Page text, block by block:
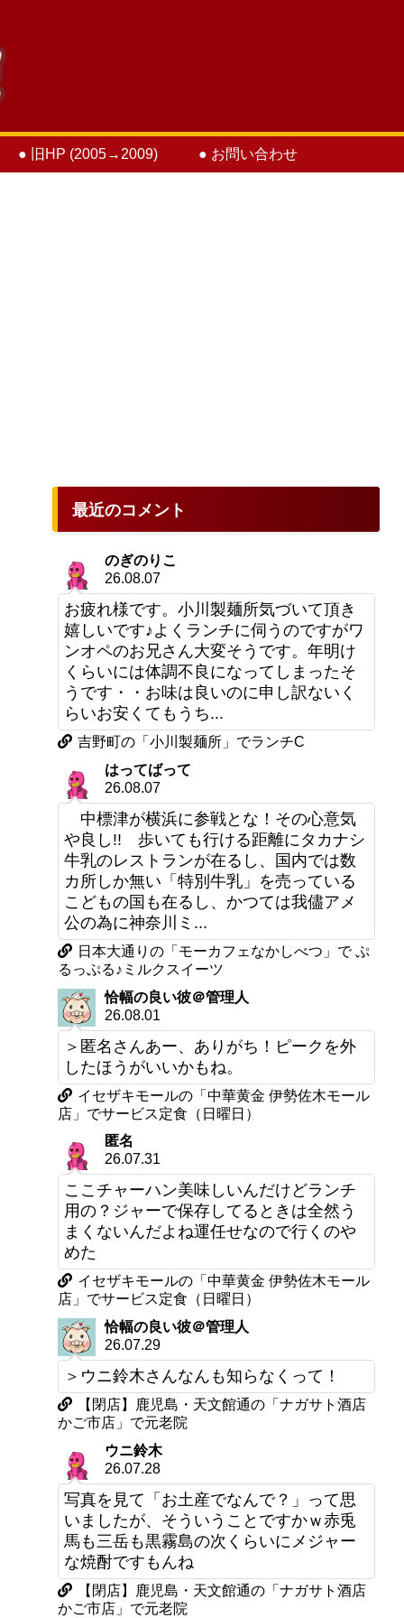
● 旧HP (2005→2009) ● お問い合わせ
最近のコメント
のぎのりこ
26.08.07
お疲れ様です。小川製麺所気づいて頂き
嬉しいです♪よくランチに伺うのですがワ
ンオペのお兄さん大変そうです。年明け
くらいには体調不良になってしまったそ
うです・・お味は良いのに申し訳ないく
らいお安くてもうち...
吉野町の「小川製麺所」でランチC
はってばって
26.08.07
中標津が横浜に参戦とな！その心意気
や良し!! 歩いても行ける距離にタカナシ
牛乳のレストランが在るし、国内では数
カ所しか無い「特別牛乳」を売っている
こどもの国も在るし、かつては我儘アメ
公の為に神奈川ミ...
日本大通りの「モーカフェなかしべつ」で ぷ
るっぷる♪ミルクスイーツ
恰幅の良い彼＠管理人
26.08.01
＞匿名さんあー、ありがち！ピークを外
したほうがいいかもね。
イセザキモールの「中華黄金 伊勢佐木モール
店」でサービス定食（日曜日）
匿名
26.07.31
ここチャーハン美味しいんだけどランチ
用の？ジャーで保存してるときは全然う
まくないんだよね運任せなので行くのや
めた
イセザキモールの「中華黄金 伊勢佐木モール
店」でサービス定食（日曜日）
恰幅の良い彼＠管理人
26.07.29
＞ウニ鈴木さんなんも知らなくって！
【閉店】鹿児島・天文館通の「ナガサト酒店
かご市店」で元老院
ウニ鈴木
26.07.28
写真を見て「お土産でなんで？」って思
いましたが、そういうことですかｗ赤兎
馬も三岳も黒霧島の次くらいにメジャー
な焼酎ですもんね
【閉店】鹿児島・天文館通の「ナガサト酒店
かご市店」で元老院